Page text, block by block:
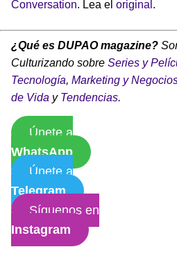
Conversation. Lea el original .
¿Qué es DUPAO magazine?
Culturizando sobre Series y
Tecnología, Marketing y
de Vida y Tendencias.
Únete a
WhatsApp
Únete a
Telegram
Síguenos en
Instagram